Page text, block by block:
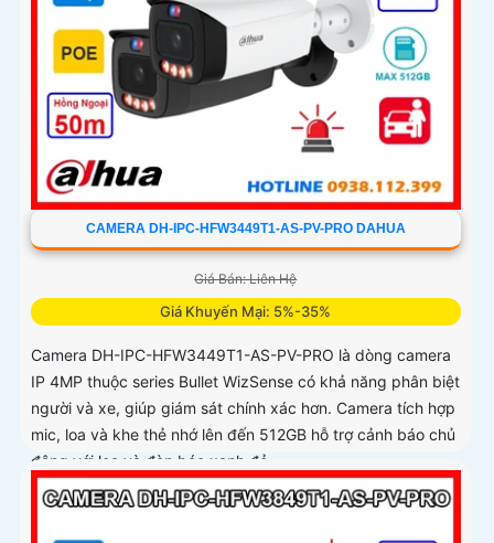
CAMERA DH-IPC-HFW3449T1-AS-PV-PRO DAHUA
Giá Bán: Liên Hệ
Giá Khuyến Mại: 5%-35%
Camera DH-IPC-HFW3449T1-AS-PV-PRO là dòng camera
IP 4MP thuộc series Bullet WizSense có khả năng phân biệt
người và xe, giúp giám sát chính xác hơn. Camera tích hợp
mic, loa và khe thẻ nhớ lên đến 512GB hỗ trợ cảnh báo chủ
động với loa và đèn báo xanh đỏ